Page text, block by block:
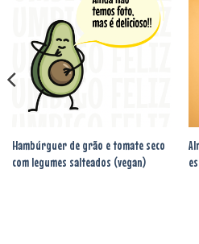
Adicionar
aos
favoritos
Hambúrguer de grão e tomate seco
com legumes salteados (vegan)